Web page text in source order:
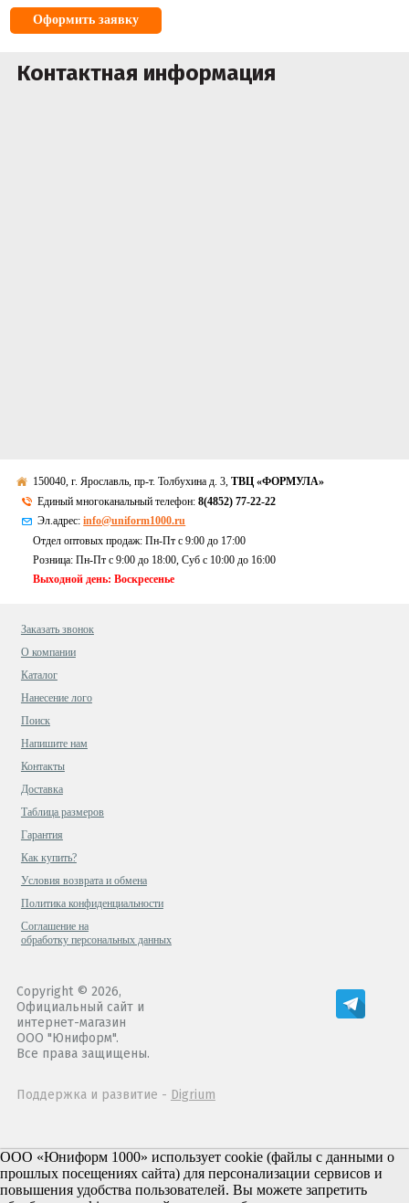
Оформить заявку
Контактная информация
150040, г. Ярославль, пр-т. Толбухина д. 3,ТВЦ «ФОРМУЛА»
Единый многоканальный телефон:8(4852) 77-22-22
Эл.адрес:info@uniform1000.ru
Отдел оптовых продаж: Пн-Пт с 9:00 до 17:00
Розница: Пн-Пт с 9:00 до 18:00, Суб c 10:00 до 16:00
Выходной день: Воскресенье
Заказать звонок
О компании
Каталог
Нанесение лого
Поиск
Напишите нам
Контакты
Доставка
Таблица размеров
Гарантия
Как купить?
Условия возврата и обмена
Политика конфиденциальности
Cоглашение на
обработку персональных данных
Copyright © 2026,
Официальный сайт и
интернет-магазин
ООО "Юниформ".
Все права защищены.
Поддержка и развитие - Digrium
ООО «Юниформ 1000» использует cookie (файлы с данными о
прошлых посещениях сайта) для персонализации сервисов и
повышения удобства пользователей. Вы можете запретить